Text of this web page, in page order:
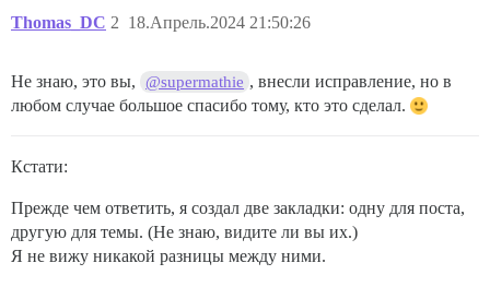
Thomas_DC 18.Апрель.2024 21:50:26
2
Не знаю, это вы, @supermathie , внесли исправление, но в
любом случае большое спасибо тому, кто это сделал.
Кстати:
Прежде чем ответить, я создал две закладки: одну для поста,
другую для темы. (Не знаю, видите ли вы их.)
Я не вижу никакой разницы между ними.